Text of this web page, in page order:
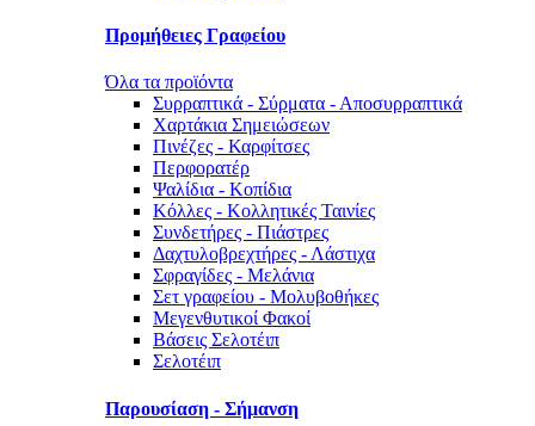
Προμήθειες Γραφείου
Όλα τα προϊόντα
Συρραπτικά - Σύρματα - Αποσυρραπτικά
Χαρτάκια Σημειώσεων
Πινέζες - Καρφίτσες
Περφορατέρ
Ψαλίδια - Κοπίδια
Κόλλες - Κολλητικές Ταινίες
Συνδετήρες - Πιάστρες
Δαχτυλοβρεχτήρες - Λάστιχα
Σφραγίδες - Μελάνια
Σετ γραφείου - Μολυβοθήκες
Μεγενθυτικοί Φακοί
Βάσεις Σελοτέιπ
Σελοτέιπ
Παρουσίαση - Σήμανση